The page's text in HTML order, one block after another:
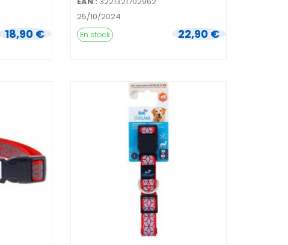
18,90 €
25/10/2024
22,90 €
En stock